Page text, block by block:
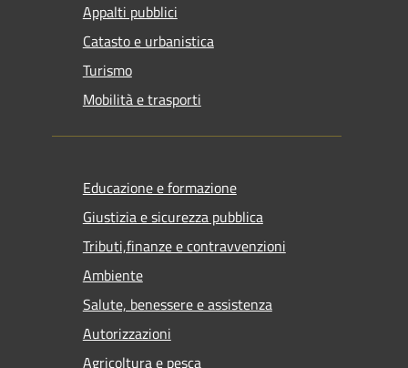
Appalti pubblici
Catasto e urbanistica
Turismo
Mobilità e trasporti
Educazione e formazione
Giustizia e sicurezza pubblica
Tributi,finanze e contravvenzioni
Ambiente
Salute, benessere e assistenza
Autorizzazioni
Agricoltura e pesca